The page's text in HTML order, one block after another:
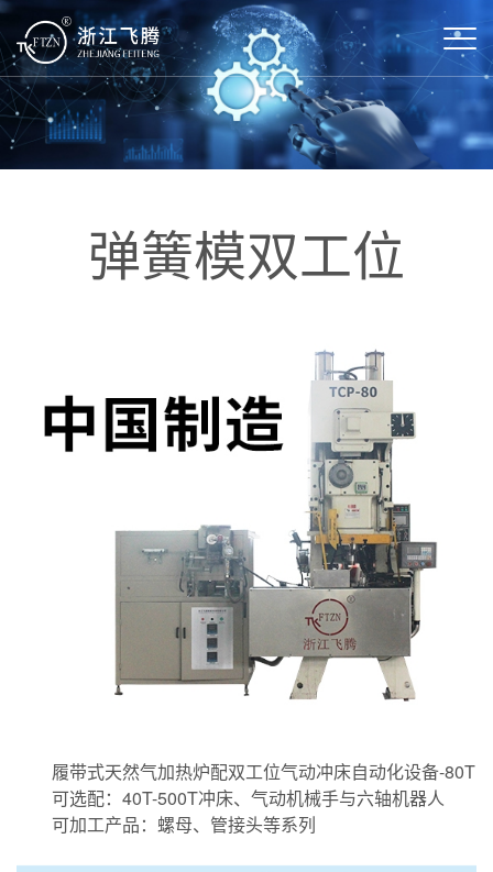
弹簧模双工位
履带式天然气加热炉配双工位气动冲床自动化设备-80T
可选配：40T-500T冲床、气动机械手与六轴机器人
可加工产品：螺母、管接头等系列